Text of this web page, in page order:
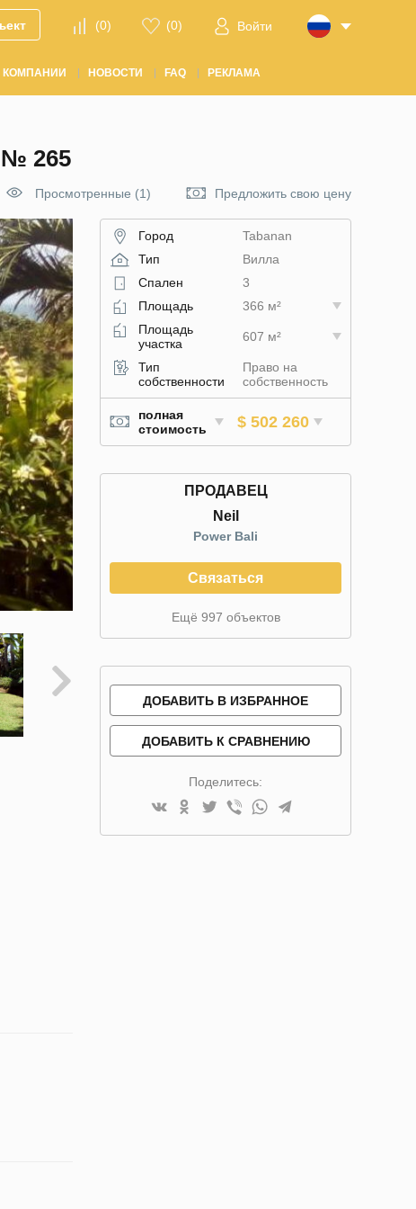
(0) (0) Войти
КОМПАНИИ НОВОСТИ FAQ РЕКЛАМА
265
Просмотренные (1) Предложить свою цену
Город
Tabanan
Тип
Вилла
Спален
3
Площадь
366 м²
Площадь
участка
607 м²
Тип
собственности
Право на
собственность
полная
стоимость
$ 502 260
ПРОДАВЕЦ
Neil
Power Bali
Связаться
Ещё 997 объектов
ДОБАВИТЬ В ИЗБРАННОЕ
ДОБАВИТЬ К СРАВНЕНИЮ
Поделитесь: